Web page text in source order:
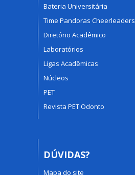
Bateria Universitária
Time Pandoras Cheerleaders
Diretório Acadêmico
Laboratórios
Ligas Acadêmicas
Núcleos
PET
Revista PET Odonto
DÚVIDAS?
Mapa do site